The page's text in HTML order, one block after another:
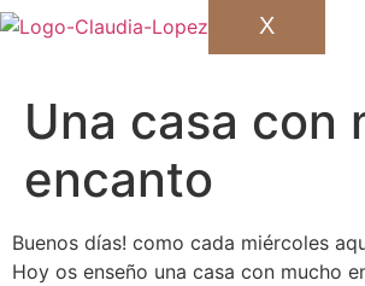
X
Una casa con
encanto
Buenos días! como cada miércoles
Hoy os enseño una casa con mucho